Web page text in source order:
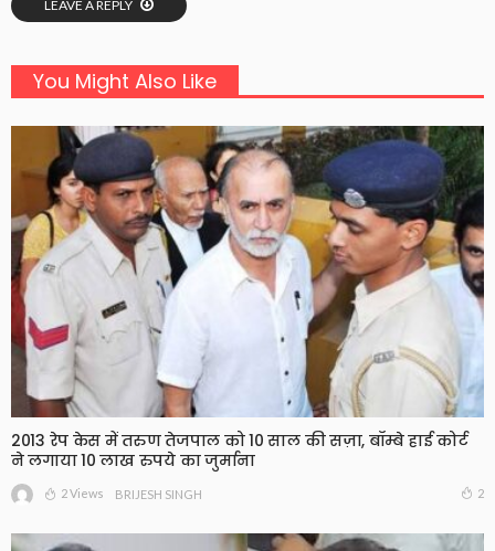
LEAVE A REPLY
You Might Also Like
2013 रेप केस में तरुण तेजपाल को 10 साल की सज़ा, बॉम्बे हाई कोर्ट
ने लगाया 10 लाख रुपये का जुर्माना
2 Views BRIJESH SINGH 2